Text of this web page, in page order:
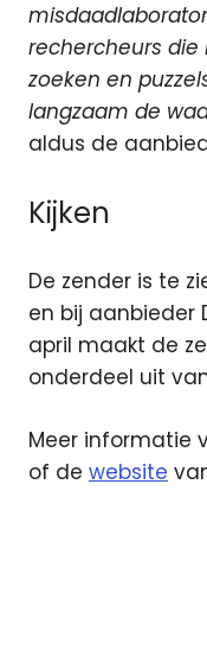
rechercheurs die
zoeken en
langzaam de
aldus de
Kijken
De zender is te
en bij aanbieder
april maakt de
onderdeel uit
Meer informatie
of de website